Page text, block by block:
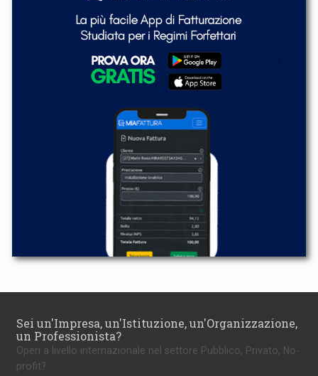
Sei un'Impresa, un'Istituzione, un'Organizzazione,
un Professionista?
Operi a livello internazionale nel settore Pubblico, Privato, No-
profit?